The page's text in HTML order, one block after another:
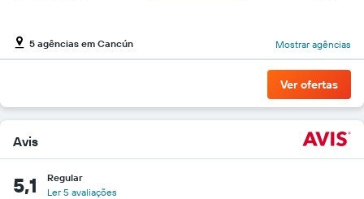
5 agências em Cancún Mostrar agências
Ver ofertas
Avis
5,1
Regular
Ler 5 avaliações